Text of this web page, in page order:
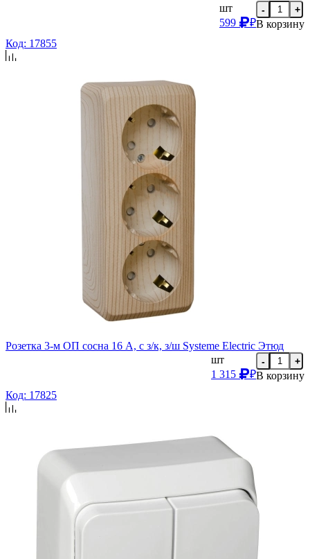
шт
599
₽
- +
В корзину
Код: 17855
Розетка 3-м ОП сосна 16 А, с з/к, з/ш Systeme Electric Этюд
шт
1 315
₽
- +
В корзину
Код: 17825